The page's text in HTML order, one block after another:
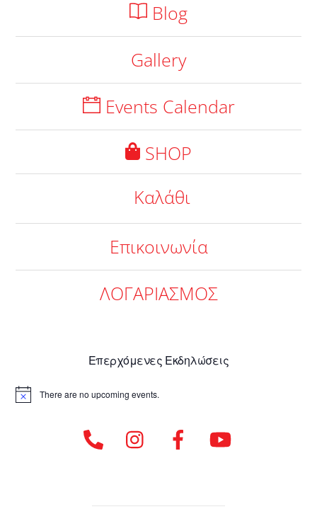
Blog
Gallery
Events Calendar
SHOP
Καλάθι
Επικοινωνία
ΛΟΓΑΡΙΑΣΜΟΣ
Επερχόμενες Εκδηλώσεις
There are no upcoming events.